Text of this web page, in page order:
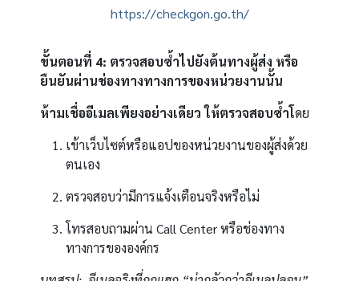
https://checkgon.go.th/
ขั้นตอนที่ 4: ตรวจสอบซ้ำไปยังต้นทางผู้ส่ง หรือ
ยืนยันผ่านช่องทางทางการของหน่วยงานนั้น
ห้ามเชื่ออีเมลเพียงอย่างเดียว ให้ตรวจสอบซ้ำโดย
เข้าเว็บไซต์หรือแอปของหน่วยงานของผู้ส่งด้วย
ตนเอง
ตรวจสอบว่ามีการแจ้งเตือนจริงหรือไม่
โทรสอบถามผ่าน Call Center หรือช่องทาง
ทางการขององค์กร